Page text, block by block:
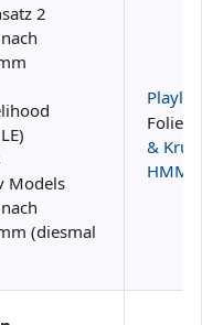
2
Models
(diesmal
Playlist
Folien:
&
HMM-